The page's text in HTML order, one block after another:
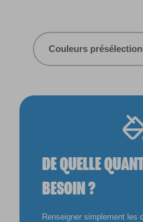
Couleurs
DE QUELLE
BESOIN ?
Renseigner simplement les